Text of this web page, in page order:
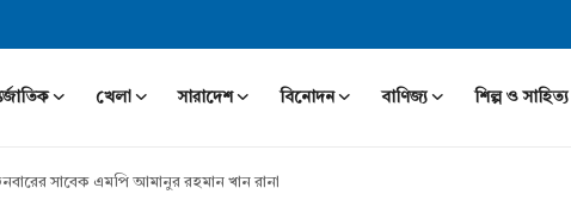
খেলা সারাদেশ বিনোদন বাণিজ্য শিল্প ও সাহিত্য
সাবেক এমপি আমানুর রহমান খান রানা